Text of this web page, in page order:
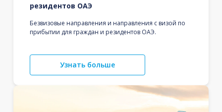
резидентов ОАЭ
Безвизовые направления и направления с визой по
прибытии для граждан и резидентов ОАЭ.
Узнать больше